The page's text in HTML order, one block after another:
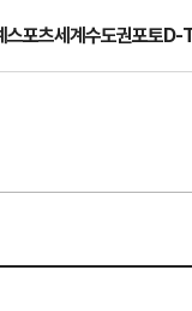
스포츠세계수도권포토D-